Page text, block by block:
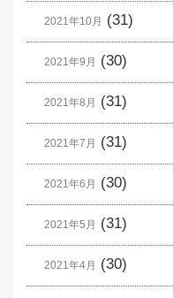
2021年10月 (31)
2021年9月 (30)
2021年8月 (31)
2021年7月 (31)
2021年6月 (30)
2021年5月 (31)
2021年4月 (30)